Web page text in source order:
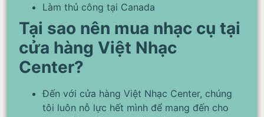
Làm thủ công tại Canada
Tại sao nên mua nhạc cụ tại
cửa hàng Việt Nhạc
Center?
Đến với cửa hàng Việt Nhạc Center, chúng
tôi luôn nỗ lực hết mình để mang đến cho